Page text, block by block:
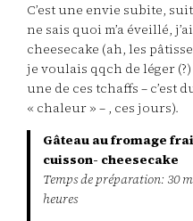
C’est une envie subite,
ne sais quoi m’a éveillé,
cheesecake (ah, les
je voulais qqch de léger
une de ces tchaffs – c’est
« chaleur » – , ces jours).
Gâteau au fromage
cuisson- cheesecake
Temps de préparation: 30
heures